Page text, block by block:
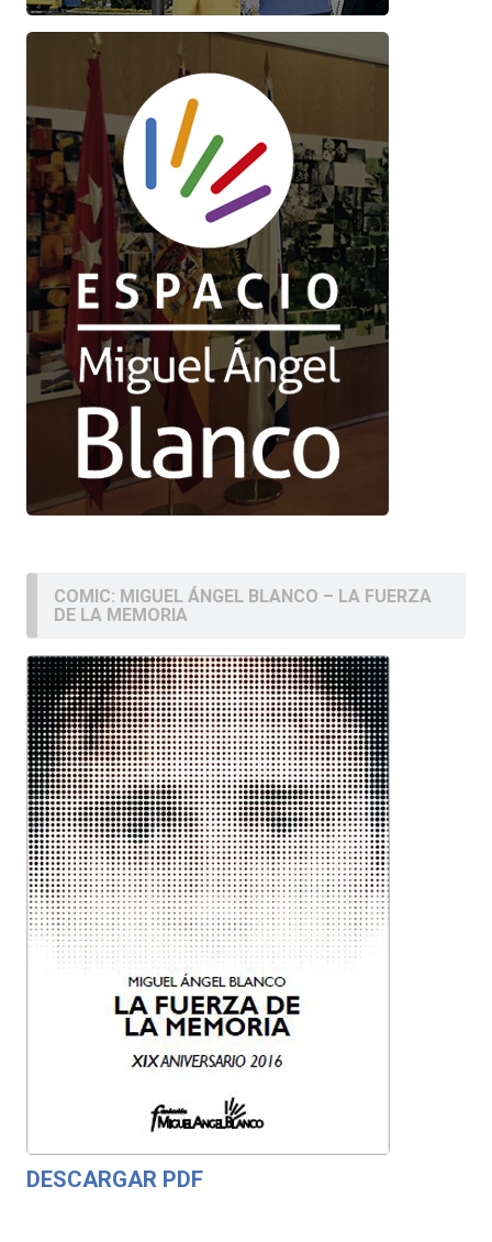
COMIC: MIGUEL ÁNGEL BLANCO – LA FUERZA
DE LA MEMORIA
DESCARGAR PDF